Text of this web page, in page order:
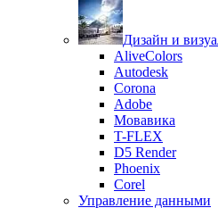
Дизайн и
AliveColors
Autodesk
Corona
Adobe
Мовавика
T-FLEX
D5 Render
Phoenix
Corel
Управление данными